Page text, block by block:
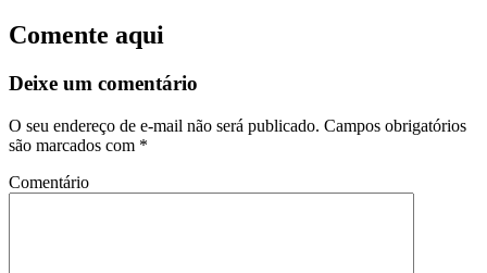
Comente aqui
Deixe um comentário
O seu endereço de e-mail não será publicado. Campos obrigatórios
são marcados com *
Comentário